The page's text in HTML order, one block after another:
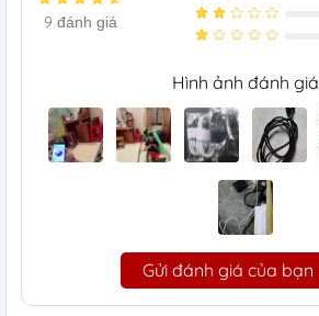
9 đánh giá
Hình ảnh đánh giá
Gửi đánh giá của bạn